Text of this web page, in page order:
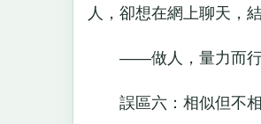
人，卻想在網上聊天，
——做人，量力而行
誤區六：相似但不相